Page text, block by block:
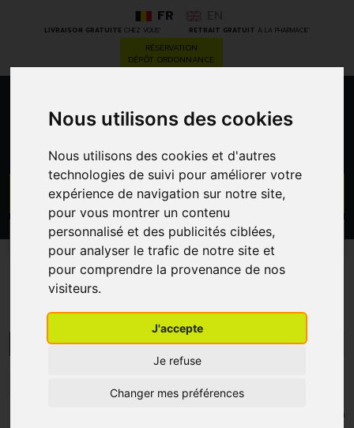
Nous utilisons des cookies
Nous utilisons des cookies et d'autres
technologies de suivi pour améliorer votre
expérience de navigation sur notre site,
pour vous montrer un contenu
personnalisé et des publicités ciblées,
pour analyser le trafic de notre site et
pour comprendre la provenance de nos
visiteurs.
J'accepte
Je refuse
Changer mes préférences
LIVRAISON GRATUITECHEZ VOUS* RETRAIT GRATUIT À LA PHARMACIE *
FR
RÉSERVATION
DÉPÔT ORDONNANCE
CATÉGORIES PROMOS
Abbvie
MENU/FILTRES